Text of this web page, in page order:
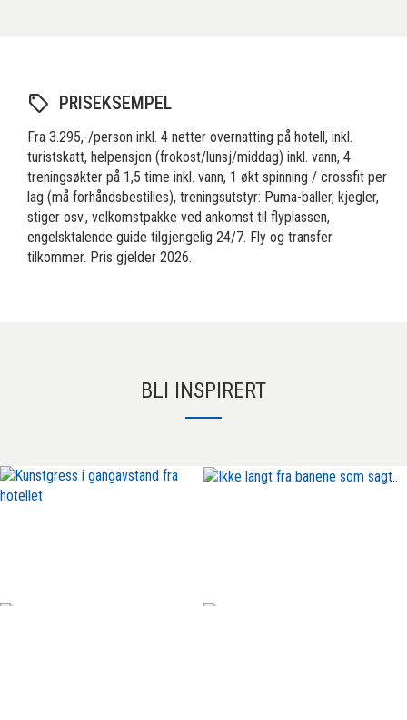
PRISEKSEMPEL
Fra 3.295,-/person inkl. 4 netter overnatting på hotell, inkl.
turistskatt, helpensjon (frokost/lunsj/middag) inkl. vann, 4
treningsøkter på 1,5 time inkl. vann, 1 økt spinning / crossfit per
lag (må forhåndsbestilles), treningsutstyr: Puma-baller, kjegler,
stiger osv., velkomstpakke ved ankomst til flyplassen,
engelsktalende guide tilgjengelig 24/7. Fly og transfer
tilkommer. Pris gjelder 2026.
BLI INSPIRERT